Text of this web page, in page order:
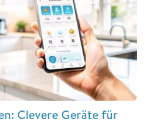
Clevere Geräte für